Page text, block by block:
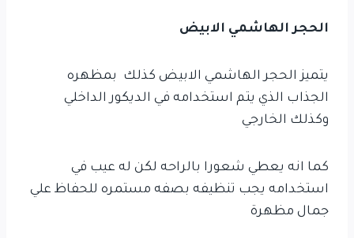
الحجر الهاشمي الابيض
يتميز الحجر الهاشمي الابيض كذلك بمظهره
الجذاب الذي يتم استخدامه في الديكور الداخلي
وكذلك الخارجي
كما انه يعطي شعورا بالراحه لكن له عيب في
استخدامه يجب تنظيفه بصفه مستمره للحفاظ علي
جمال مظهرة